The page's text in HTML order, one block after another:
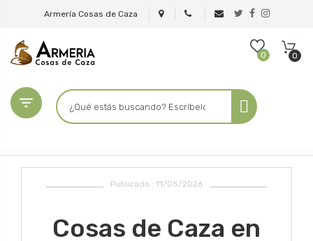
Armería Cosas de Caza
0 0

Publicado : 11/05/2026
Cosas de Caza en